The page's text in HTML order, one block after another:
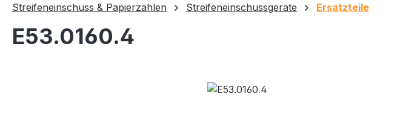
Streifeneinschuss & Papierzählen Streifeneinschussgeräte Ersatzteile
E53.0160.4